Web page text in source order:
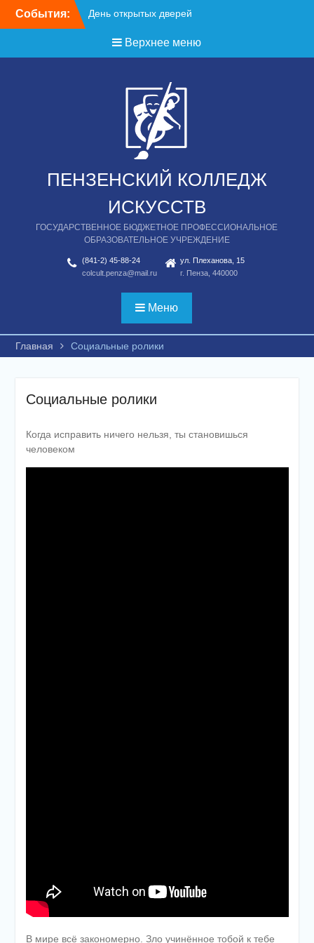
События: День открытых дверей
Верхнее меню
ПЕНЗЕНСКИЙ КОЛЛЕДЖ
ИСКУССТВ
ГОСУДАРСТВЕННОЕ БЮДЖЕТНОЕ ПРОФЕССИОНАЛЬНОЕ
ОБРАЗОВАТЕЛЬНОЕ УЧРЕЖДЕНИЕ
(841-2) 45-88-24
colcult.penza@mail.ru
ул. Плеханова, 15
г. Пенза, 440000
Меню
Главная Социальные ролики
Социальные ролики
Когда исправить ничего нельзя, ты становишься
человеком
В мире всё закономерно. Зло учинённое тобой к тебе